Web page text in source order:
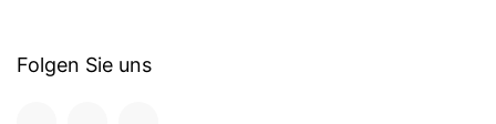
Folgen Sie uns